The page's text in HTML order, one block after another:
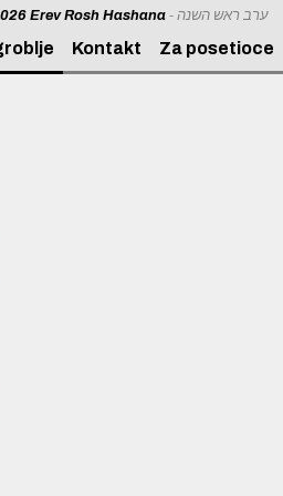
Erev Rosh Hashana - ערב ראש השנה
Kontakt Za posetioce